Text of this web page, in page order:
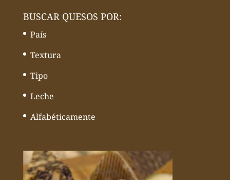
BUSCAR QUESOS POR:
País
Textura
Tipo
Leche
Alfabéticamente